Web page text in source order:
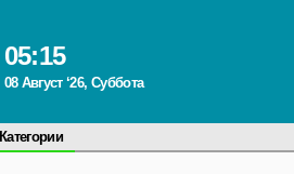
05:15
08 Август ‘26, Суббота
Категории